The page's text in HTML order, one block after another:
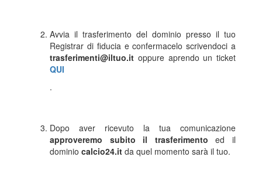
Avvia il trasferimento del dominio presso il tuo
Registrar di fiducia e confermacelo scrivendoci a
trasferimenti@iltuo.it oppure aprendo un ticket
QUI
.
Dopo aver ricevuto la tua comunicazione
approveremo subito il trasferimento ed il
dominio calcio24.it da quel momento sarà il tuo.